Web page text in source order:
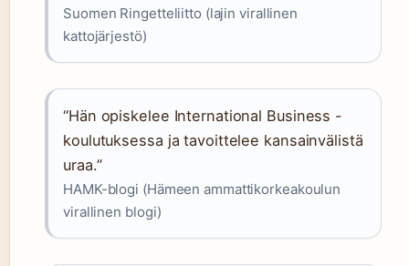
Suomen Ringetteliitto (lajin virallinen
kattojärjestö)
“Hän opiskelee International Business -
koulutuksessa ja tavoittelee kansainvälistä
uraa.”
HAMK-blogi (Hämeen ammattikorkeakoulun
virallinen blogi)